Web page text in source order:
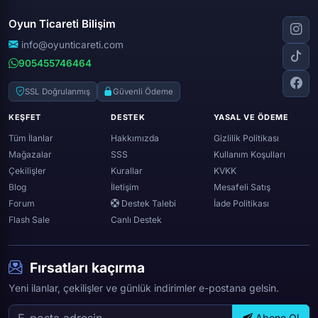
Minecraft
Lost ark
World of warcraft
Zula
Wolfteam
Black desert online
Genshin ımpact
Discord
Youtube
Twitter (x)
Spotify
Oyun Ticareti Bilişim
info@oyunticareti.com
905455746464
SSL Doğrulanmış Güvenli Ödeme
KEŞFET
Tüm İlanlar
Mağazalar
Çekilişler
Blog
Forum
Flash Sale
DESTEK
Hakkımızda
SSS
Kurallar
İletişim
Destek Talebi
Canlı Destek
YASAL VE ÖDEME
Gizlilik Politikası
Kullanım Koşulları
KVKK
Mesafeli Satış
İade Politikası
Fırsatları kaçırma
Yeni ilanlar, çekilişler ve günlük indirimler e-postana gelsin.